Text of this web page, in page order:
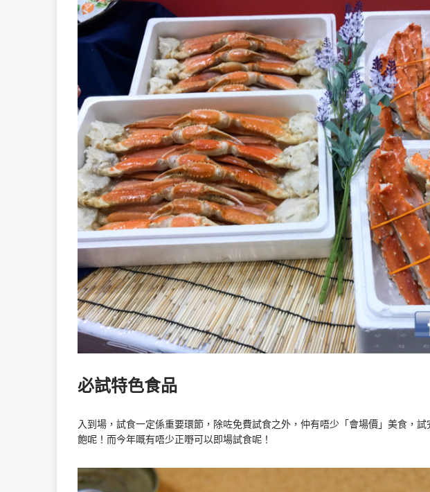
必試特色食品
入到場，試食一定係重要環節，除咗免費試食之外，仲有唔少「會場價」美食，
飽呢！而今年嘅有唔少正嘢可以即場試食呢！